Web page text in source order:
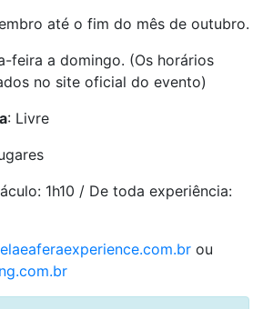
até o fim do mês de outubro.
feira a domingo. (Os horários
no site oficial do evento)
: Livre
1h10 / De toda experiência:
ou